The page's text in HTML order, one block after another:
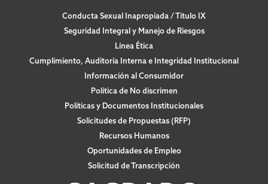
Conducta Sexual Inapropiada / Título IX
Seguridad Integral y Manejo de Riesgos
Línea Ética
Cumplimiento, Auditoría Interna e Integridad Institucional
Información al Consumidor
Política de No discrimen
Políticas y Documentos Institucionales
Solicitudes de Propuestas (RFP)
Recursos Humanos
Oportunidades de Empleo
Solicitud de Transcripción